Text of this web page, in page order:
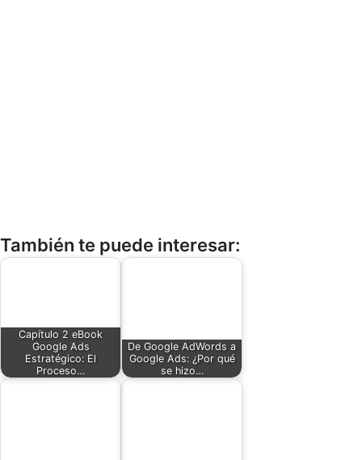
También te puede interesar:
Capítulo 2 eBook
Google Ads
Estratégico: El
Proceso…
De Google AdWords a
Google Ads: ¿Por qué
se hizo…